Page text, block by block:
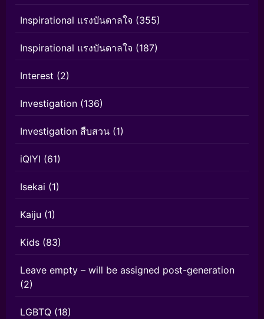
Inspirational แรงบันดาลใจ (355)
Inspirational แรงบันดาลใจ (187)
Interest (2)
Investigation (136)
Investigation สืบสวน (1)
iQIYI (61)
Isekai (1)
Kaiju (1)
Kids (83)
Leave empty – will be assigned post-generation
(2)
LGBTQ (18)